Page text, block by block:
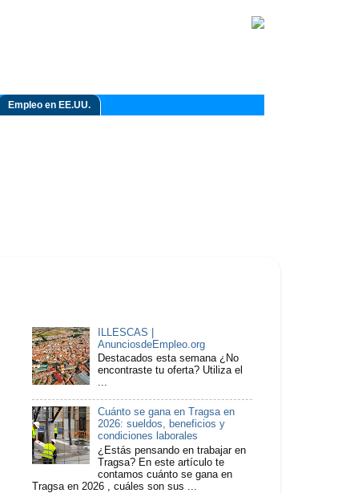
Empleo en EE.UU.
ILLESCAS |
AnunciosdeEmpleo.org
Destacados esta semana ¿No
encontraste tu oferta? Utiliza el
...
Cuánto se gana en Tragsa en
2026: sueldos, beneficios y
condiciones laborales
¿Estás pensando en trabajar en
Tragsa? En este artículo te
contamos cuánto se gana en
Tragsa en 2026 , cuáles son sus ...